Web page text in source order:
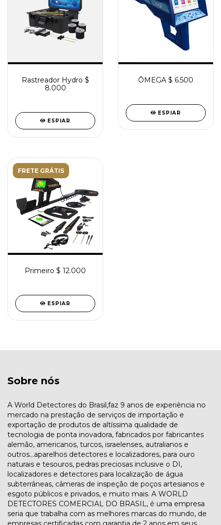
Rastreador Hydro $
8.000
ESPIAR
ÔMEGA $ 6.500
ESPIAR
FRETE GRÁTIS
Primeiro $ 12.000
ESPIAR
Sobre nós
A World Detectores do Brasil,faz 9 anos de experiência no
mercado na prestação de serviços de importação e
exportação de produtos de altíssima qualidade de
tecnologia de ponta inovadora, fabricados por fabricantes
alemão, americanos, turcos, israelenses, autralianos e
outros...aparelhos detectores e localizadores, para ouro
naturais e tesouros, pedras preciosas inclusive o DI,
localizadores e detectores para localização de água
subterrâneas, câmeras de inspeção de poços artesianos e
esgoto públicos e privados, e muito mais. A WORLD
DETECTORES COMERCIAL DO BRASIL, é uma empresa
seria que trabalha com as melhores marcas do mundo, de